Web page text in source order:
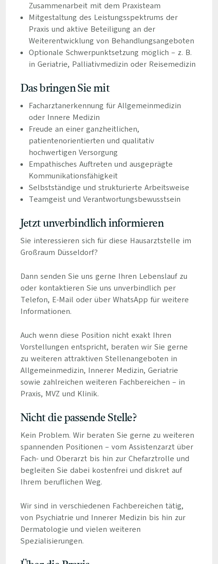
Zusammenarbeit mit dem Praxisteam
Mitgestaltung des Leistungsspektrums der
Praxis und aktive Beteiligung an der
Weiterentwicklung von Behandlungsangeboten
Optionale Schwerpunktsetzung möglich – z. B.
in Geriatrie, Palliativmedizin oder Reisemedizin
Das bringen Sie mit
Facharztanerkennung für Allgemeinmedizin
oder Innere Medizin
Freude an einer ganzheitlichen,
patientenorientierten und qualitativ
hochwertigen Versorgung
Empathisches Auftreten und ausgeprägte
Kommunikationsfähigkeit
Selbstständige und strukturierte Arbeitsweise
Teamgeist und Verantwortungsbewusstsein
Jetzt unverbindlich informieren
Sie interessieren sich für diese Hausarztstelle im
Großraum Düsseldorf?
Dann senden Sie uns gerne Ihren Lebenslauf zu
oder kontaktieren Sie uns unverbindlich per
Telefon, E-Mail oder über WhatsApp für weitere
Informationen.
Auch wenn diese Position nicht exakt Ihren
Vorstellungen entspricht, beraten wir Sie gerne
zu weiteren attraktiven Stellenangeboten in
Allgemeinmedizin, Innerer Medizin, Geriatrie
sowie zahlreichen weiteren Fachbereichen – in
Praxis, MVZ und Klinik.
Nicht die passende Stelle?
Kein Problem. Wir beraten Sie gerne zu weiteren
spannenden Positionen – vom Assistenzarzt über
Fach- und Oberarzt bis hin zur Chefarztrolle und
begleiten Sie dabei kostenfrei und diskret auf
Ihrem beruflichen Weg.
Wir sind in verschiedenen Fachbereichen tätig,
von Psychiatrie und Innerer Medizin bis hin zur
Dermatologie und vielen weiteren
Spezialisierungen.